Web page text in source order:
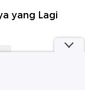
yang Lagi